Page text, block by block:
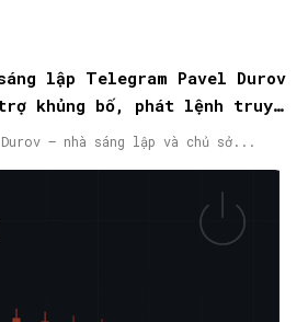
lập Telegram Pavel Durov
khủng bố, phát lệnh truy
– nhà sáng lập và chủ sở...